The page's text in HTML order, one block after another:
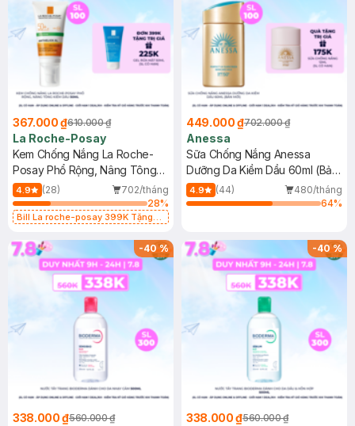
367.000 ₫610.000 ₫
La Roche-Posay
Kem Chống Nắng La Roche-
Posay Phổ Rộng, Nâng Tông
Kiềm Dầu 50ml
4.9 (28)
702/tháng
28%
Bill La roche-posay 399K Tặng
(SL có hạn)
449.000 ₫702.000 ₫
Anessa
Sữa Chống Nắng Anessa
Dưỡng Da Kiềm Dầu 60ml (Bản
Mới)
4.9 (44)
480/tháng
64%
-40%
338.000 ₫560.000 ₫
-40%
338.000 ₫560.000 ₫